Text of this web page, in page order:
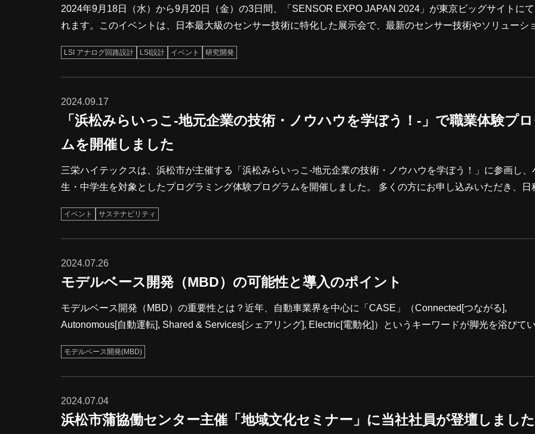
2024年9月18日（水）から9月20日（金）の3日間、「SENSOR EXPO JAPAN 2024」が東京ビッグサイトにて
れます。このイベントは、日本最大級のセンサー技術に特化した展示会で、最新のセンサー技術やソリューシ
とって、見逃せないイベントです。 当社は、東京ビッグサイト 東2ホール【小間番号：S-18】に出展し、「センサー
LSI アナログ回路設計 LSI設計 イベント 研究開発
2024.09.17
「浜松みらいっこ-地元企業の技術・ノウハウを学ぼう！-」で職業体験プ
ムを開催しました
三栄ハイテックスは、浜松市が主催する「浜松みらいっこ-地元企業の技術・ノウハウを学ぼう！」に参画し、
生・中学生を対象としたプログラミング体験プログラムを開催しました。 多くの方にお申し込みいただき、日
ハウを子どもたちに体験してもらい、未来を担う人材育成の一助となることを目的としています。 2023年度の
アル開催を経て、今年度から本格に開催された新しい取り組みです。小学生コースでは、初めてのプログラミ
イベント サステナビリティ
2024.07.26
モデルベース開発（MBD）の可能性と導入のポイント
モデルベース開発（MBD）の重要性とは？近年、自動車業界を中心に「CASE」（Connected[つながる],
Autonomous[自動運転], Shared & Services[シェアリング], Electric[電動化]）というキーワードが脚光を浴びて
のが「MBD（Model-Based Development：モデルベース開発）」です。INDEX モデルベース開発とは？ MBDの導入
メリット MBD導入時の課題と対策 三栄ハイテックスの取り組
モデルベース開発(MBD)
2024.07.04
浜松市蒲協働センター主催「地域文化セミナー」に当社社員が登壇しました